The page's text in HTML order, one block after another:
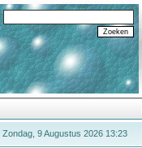
Zondag, 9 Augustus 2026 13:23